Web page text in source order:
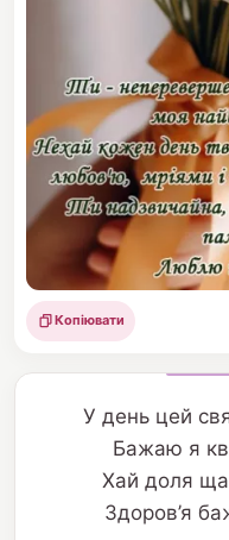
Поділитися
Копіювати
У день цей
Бажаю я
Хай доля
Здоров’я